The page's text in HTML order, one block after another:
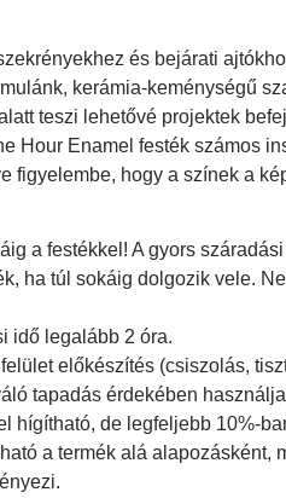
és bejárati
kerámia-keménységű
teszi lehetővé projektek
Hour Enamel festék számos
figyelembe, hogy a színek a
a festékkel! A gyors
ha túl sokáig dolgozik vele.
idő legalább 2 óra.
előkészítés (csiszolás,
tapadás érdekében
hígítható, de legfeljebb 10%-
a termék alá alapozásként,